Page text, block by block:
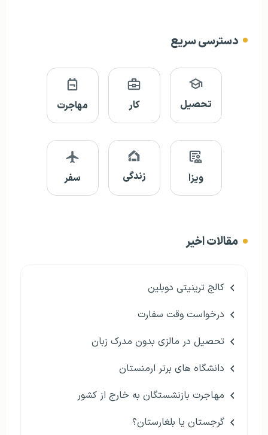
دسترسی سریع
تحصیل کار مهاجرت
ویزا زندگی سفر
مقالات اخیر
کالج ترینیتی دوبلین
درخواست وقت سفارت
تحصیل در مالزی بدون مدرک زبان
دانشگاه های برتر ارمنستان
مهاجرت بازنشستگان به خارج از کشور
گرجستان یا بلغارستان؟